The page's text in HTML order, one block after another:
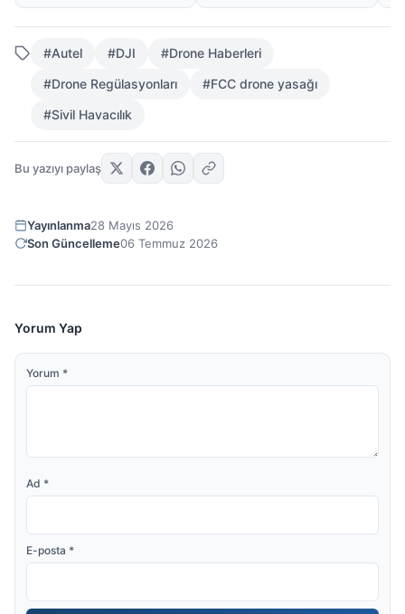
#Autel #DJI
#Drone Haberleri
#Drone Regülasyonları
#FCC drone yasağı
#Sivil Havacılık
Bu yazıyı paylaş
Yayınlanma28 Mayıs 2026
Son Güncelleme06 Temmuz 2026
Yorum Yap
Yorum *
Ad *
E-posta *